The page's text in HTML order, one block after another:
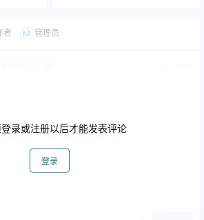
者 M 管理员
录或注册以后才能发表评论
登录